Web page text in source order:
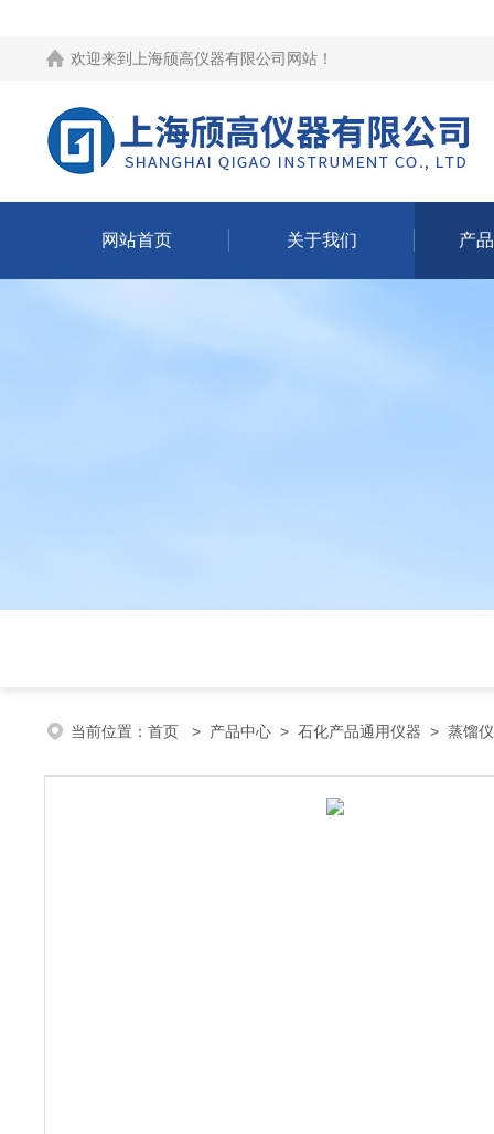
欢迎来到 上海颀高仪器有限公司网站 ！
网站首页 关于我们 产
当前位置： 首页 > 产品中心 > 石化产品通用仪器 > 蒸馏仪